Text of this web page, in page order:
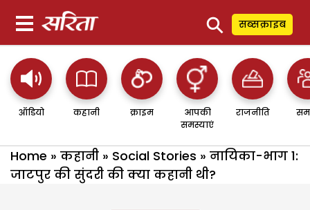
⚲ सब्सक्राइब
ऑडियो कहानी क्राइम
आपकी
समस्याएं
राजनीति
Home » कहानी » Social Stories » नायिका-भाग 1:
जाटपुर की सुंदरी की क्या कहानी थी?